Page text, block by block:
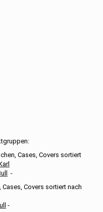
Cases, Covers sortiert
-
Covers sortiert nach
-